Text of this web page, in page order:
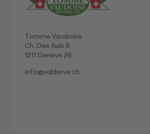
Tomme Vaudoise
Ch. Des Aulx 6
1211 Genève 26
info@valdarve.ch